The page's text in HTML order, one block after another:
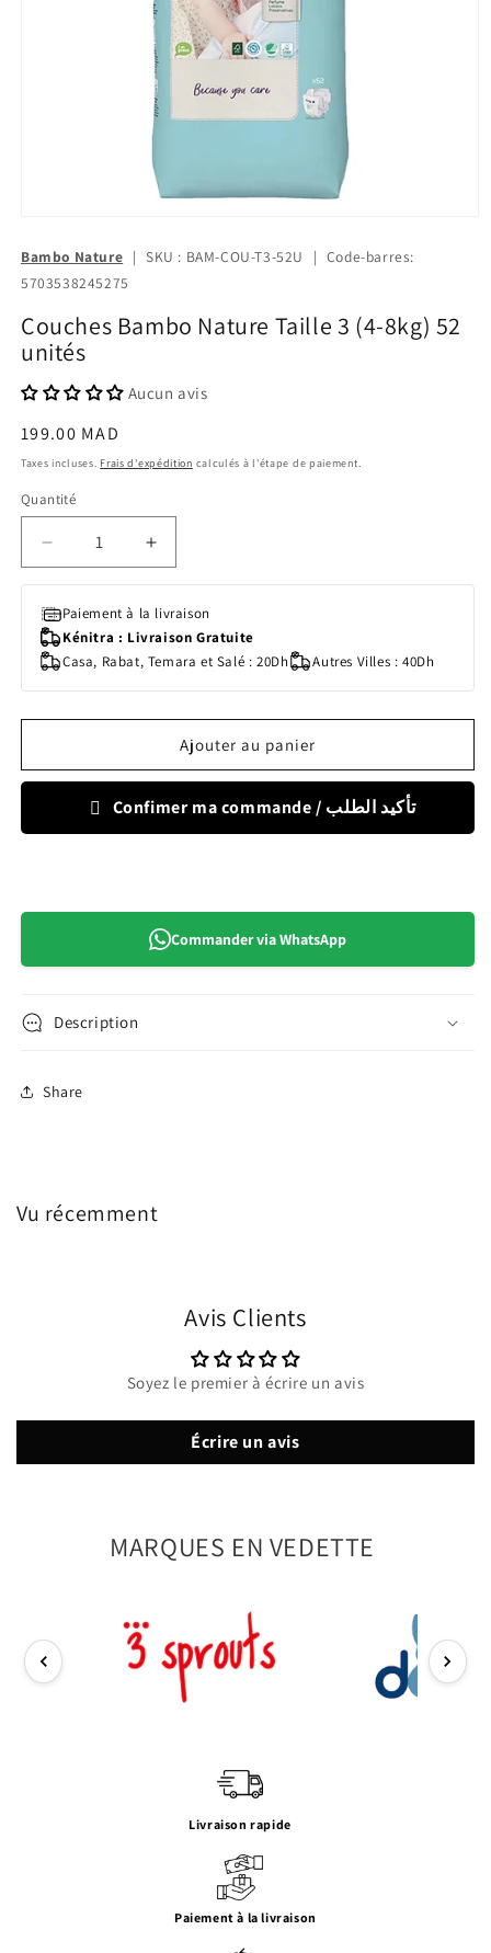
Bambo Nature | SKU : BAM-COU-T3-52U | Code-barres:
5703538245275
Couches Bambo Nature Taille 3 (4-8kg) 52
unités
Aucun avis
Prix
habituel
199.00 MAD
Taxes incluses. Frais d'expédition calculés à l'étape de paiement.
Quantité
Quantité
Réduire
la
de
Couches
Bambo
Nature
8kg)
Augmenter
la
de
Couches
Bambo
Nature
8kg)
52
Paiement à la livraison
Kénitra : Livraison Gratuite
Casa, Rabat, Temara et Salé : 20Dh
Autres Villes : 40Dh
Ajouter au panier
Confimer ma commande / تأكيد الطلب
Commander via WhatsApp
Description
Share
Vu récemment
Avis Clients
Soyez le premier à écrire un avis
Écrire un avis
MARQUES EN VEDETTE
Livraison rapide
Paiement à la livraison